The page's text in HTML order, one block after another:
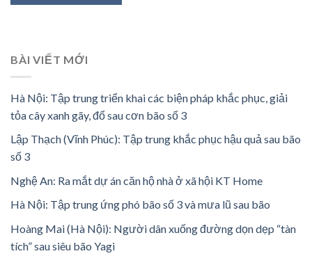
BÀI VIẾT MỚI
Hà Nội: Tập trung triển khai các biện pháp khắc phục, giải
tỏa cây xanh gãy, đổ sau cơn bão số 3
Lập Thạch (Vĩnh Phúc): Tập trung khắc phục hậu quả sau bão
số 3
Nghệ An: Ra mắt dự án căn hộ nhà ở xã hội KT Home
Hà Nội: Tập trung ứng phó bão số 3 và mưa lũ sau bão
Hoàng Mai (Hà Nội): Người dân xuống đường dọn dẹp “tàn
tích” sau siêu bão Yagi